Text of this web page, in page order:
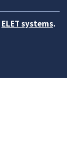
ELET systems.